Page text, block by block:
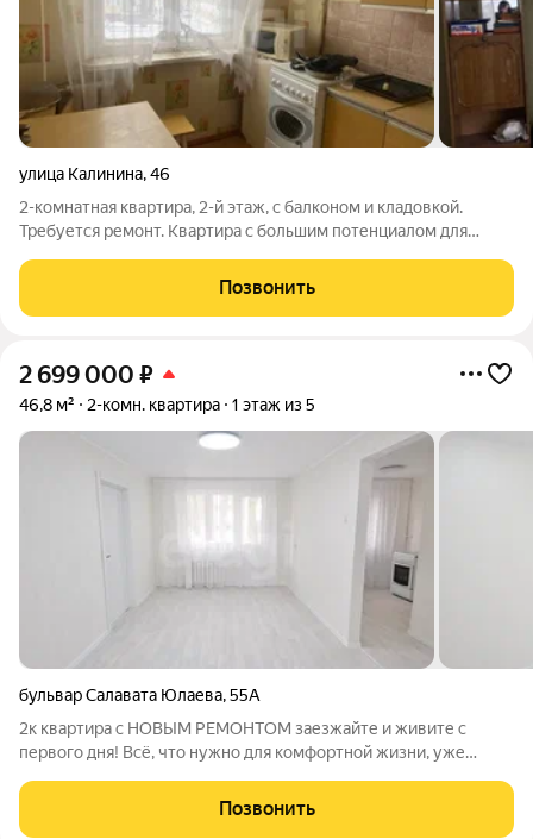
улица Калинина,46
2-комнатная квартира, 2-й этаж, с балконом и кладовкой.
Требуется ремонт. Квартира с большим потенциалом для
вид или дополнительная площадь), отдельная кладовая для
Позвонить
2 699 000 ₽
46,8 м² 2-комн. квартира 1 этаж из 5
бульвар Салавата Юлаева,55А
2к квартира с НОВЫМ РЕМОНТОМ заезжайте и живите с
первого дня! Всё, что нужно для комфортной жизни, уже
работает, ничего не нужно
Позвонить